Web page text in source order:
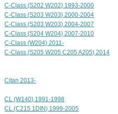
C-Class (S202 W202) 1993-2000
C-Class (S203 W203) 2000-2004
C-Class (S203 W203) 2004-2007
C-Class (S204 W204) 2007-2010
C-Class (W204) 2011-
C-Class (S205 W205 C205 A205) 2014
Citan 2013-
CL (W140) 1991-1998
CL (C215 1DIN) 1999-2005